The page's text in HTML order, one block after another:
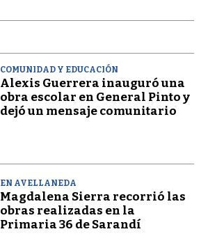
COMUNIDAD Y EDUCACIÓN
Alexis Guerrera inauguró una
obra escolar en General Pinto y
dejó un mensaje comunitario
EN AVELLANEDA
Magdalena Sierra recorrió las
obras realizadas en la
Primaria 36 de Sarandí